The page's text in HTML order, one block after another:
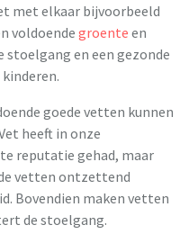
met elkaar bijvoorbeeld
voldoende groente en
stoelgang en een gezonde
goede vetten kunnen
heeft in onze
reputatie gehad, maar
vetten ontzettend
Bovendien maken vetten
de stoelgang.